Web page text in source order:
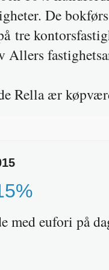
De
tre
Allers
Rella ær
med eufori på